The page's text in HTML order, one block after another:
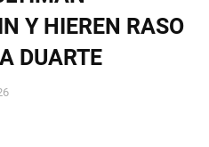
Y HIEREN RASO
DUARTE